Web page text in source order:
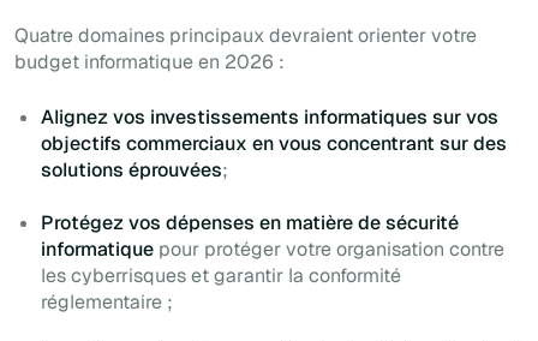
Quatre domaines principaux devraient orienter votre
budget informatique en 2026 :
Alignez vos investissements informatiques sur vos
objectifs commerciaux en vous concentrant sur des
solutions éprouvées;
Protégez vos dépenses en matière de sécurité
informatique pour protéger votre organisation contre
les cyberrisques et garantir la conformité
réglementaire ;